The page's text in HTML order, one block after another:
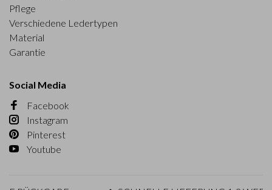
Pflege
Verschiedene Ledertypen
Material
Garantie
Social Media
Facebook
Instagram
Pinterest
Youtube